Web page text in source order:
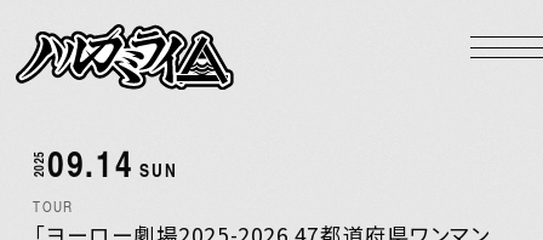
NEWS
BIOGRAPHY
202509.14 SUN
TOUR